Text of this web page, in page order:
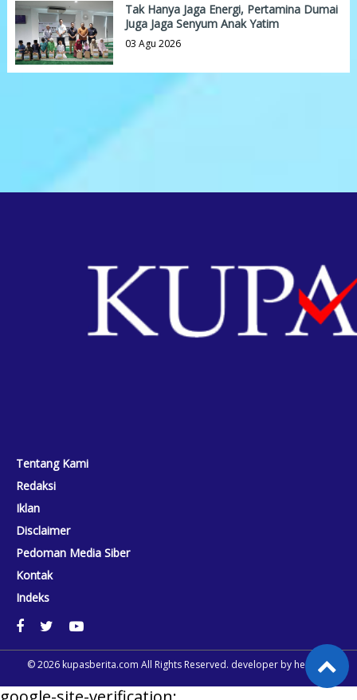
Tak Hanya Jaga Energi, Pertamina Dumai
Juga Jaga Senyum Anak Yatim
03 Agu 2026
Tentang Kami
Redaksi
Iklan
Disclaimer
Pedoman Media Siber
Kontak
Indeks
© 2026 kupasberita.com All Rights Reserved. developer by heriweb